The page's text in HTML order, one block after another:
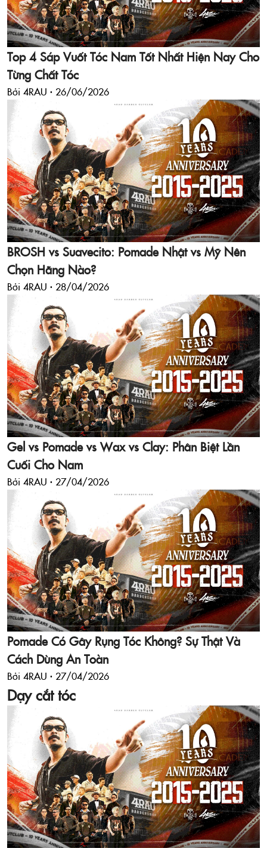
Top 4 Sáp Vuốt Tóc Nam Tốt Nhất Hiện Nay Cho
Từng Chất Tóc
Bởi 4RAU · 26/06/2026
BROSH vs Suavecito: Pomade Nhật vs Mỹ Nên
Chọn Hãng Nào?
Bởi 4RAU · 28/04/2026
Gel vs Pomade vs Wax vs Clay: Phân Biệt Lần
Cuối Cho Nam
Bởi 4RAU · 27/04/2026
Pomade Có Gây Rụng Tóc Không? Sự Thật Và
Cách Dùng An Toàn
Bởi 4RAU · 27/04/2026
Dạy cắt tóc